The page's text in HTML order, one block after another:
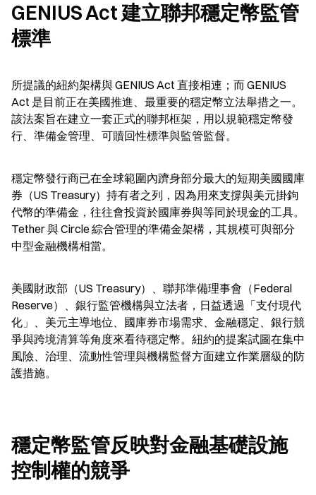
GENIUS Act 建立聯邦穩定幣監管
標準
所提議的紐約架構與 GENIUS Act 直接相連；而 GENIUS
Act 是目前正在美國推進、最重要的穩定幣立法舉措之一。
該法案旨在建立一套正式的聯邦框架，用以規範穩定幣發
行、準備金管理、可贖回性標準與監管監督。
穩定幣發行商已在全球範圍內躋身部分最大的短期美國國庫
券（US Treasury）持有者之列，因為用來支撐與美元掛鉤
代幣的準備金，往往會投資於國庫券與等同於現金的工具。
Tether 與 Circle 綜合管理的準備金架構，其規模可與部分
中型金融機構相當。
美國財政部（US Treasury）、聯邦準備理事會（Federal
Reserve）、銀行監管機構與立法者，日益透過「支付現代
化」、美元主導地位、國庫券市場需求、金融穩定、銀行競
爭與跨境清算等角度來看待穩定幣。紐約的提案試圖在集中
風險、治理、流動性管理與機構監督方面建立作業層級的防
護措施。
穩定幣監管反映對金融基礎設施
控制權的競爭